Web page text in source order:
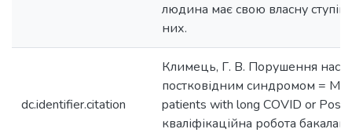
людина має свою власну
них.
dc.identifier.citation
Климець, Г. В. Порушення
постковідним синдромом =
patients with long COVID or
кваліфікаційна робота